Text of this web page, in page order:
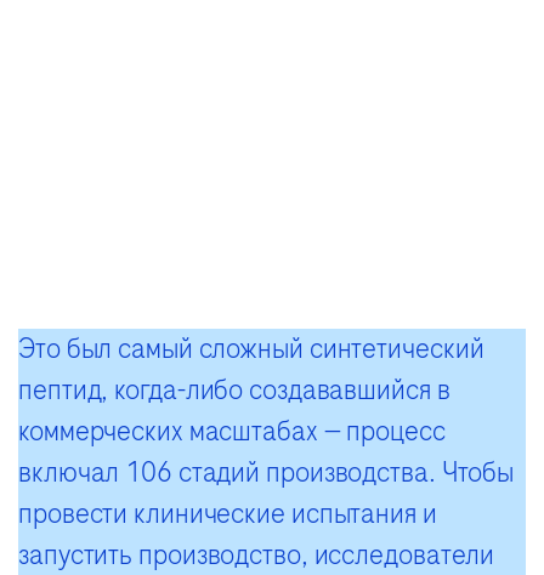
Это был самый сложный синтетический
пептид, когда-либо создававшийся в
коммерческих масштабах — процесс
включал 106 стадий производства. Чтобы
провести клинические испытания и
запустить производство, исследователи